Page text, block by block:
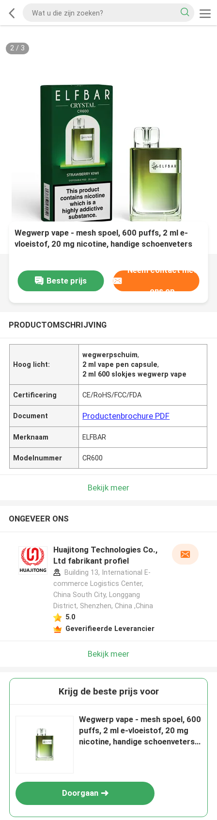
2/ 3
Wegwerp vape - mesh spoel, 600 puffs, 2 ml e-
vloeistof, 20 mg nicotine, handige schoenveters
Beste prijs
Neem contact met
ons op
PRODUCTOMSCHRIJVING
Hoog licht:
wegwerpschuim,
2 ml vape pen capsule,
2 ml 600 slokjes wegwerp vape
Certificering CE/RoHS/FCC/FDA
Document Productenbrochure PDF
Merknaam ELFBAR
Modelnummer CR600
Bekijk meer
ONGEVEER ONS
Huajitong Technologies Co.,
Ltd fabrikant profiel
Building 13, International E-
commerce Logistics Center,
China South City, Longgang
District, Shenzhen, China ,China
5.0
Geverifieerde Leverancier
Bekijk meer
Krijg de beste prijs voor
Wegwerp vape - mesh spoel, 600
puffs, 2 ml e-vloeistof, 20 mg
nicotine, handige schoenveters
Doorgaan